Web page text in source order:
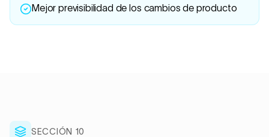
Mejor previsibilidad de los cambios de producto
SECCIÓN 10